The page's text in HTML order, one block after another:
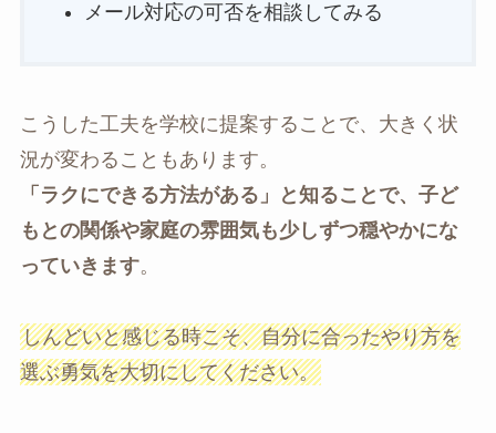
メール対応の可否を相談してみる
こうした工夫を学校に提案することで、大きく状
況が変わることもあります。
「ラクにできる方法がある」と知ることで、子ど
もとの関係や家庭の雰囲気も少しずつ穏やかにな
っていきます。
しんどいと感じる時こそ、自分に合ったやり方を
選ぶ勇気を大切にしてください。